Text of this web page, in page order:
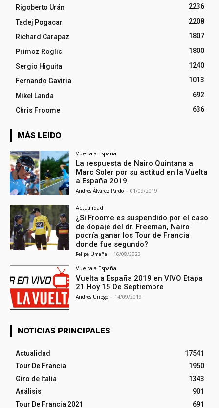
Rigoberto Urán
2236
Tadej Pogacar
2208
Richard Carapaz
1807
Primoz Roglic
1800
Sergio Higuita
1240
Fernando Gaviria
1013
Mikel Landa
692
Chris Froome
636
MÁS LEIDO
Vuelta a España
La respuesta de Nairo Quintana a
Marc Soler por su actitud en la Vuelta
a España 2019
Andrés Álvarez Pardo - 01/09/2019
Actualidad
¿Si Froome es suspendido por el caso
de dopaje del dr. Freeman, Nairo
podría ganar los Tour de Francia
donde fue segundo?
Felipe Umaña - 16/08/2023
Vuelta a España
Vuelta a España 2019 en VIVO Etapa
21 Hoy 15 De Septiembre
Andrés Urrego - 14/09/2019
NOTICIAS PRINCIPALES
Actualidad
17541
Tour De Francia
1950
Giro de Italia
1343
Análisis
901
Tour De Francia 2021
691